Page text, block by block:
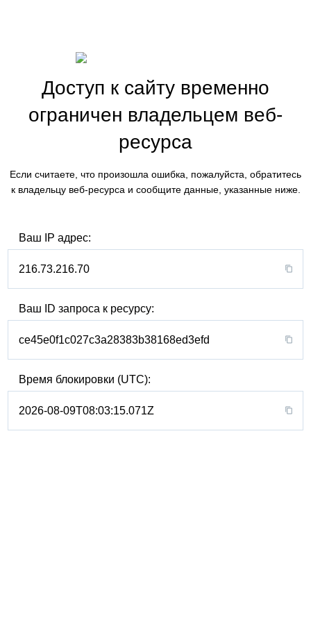
Доступ к сайту временно
ограничен владельцем веб-
ресурса
Если считаете, что произошла ошибка, пожалуйста, обратитесь
к владельцу веб-ресурса и сообщите данные, указанные ниже.
Ваш IP адрес:
216.73.216.70
Ваш ID запроса к ресурсу:
ce45e0f1c027c3a28383b38168ed3efd
Время блокировки (UTC):
2026-08-09T08:03:15.071Z